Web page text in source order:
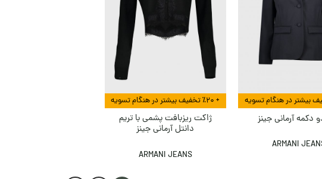
دکمه آرمانی جینز
ARMANI
+ ٪۲۰ تخفیف بیشتر در هنگام تسویه
ژاکت ریزبافت پشمی با تریم
دانتل آرمانی جینز
ARMANI JEANS